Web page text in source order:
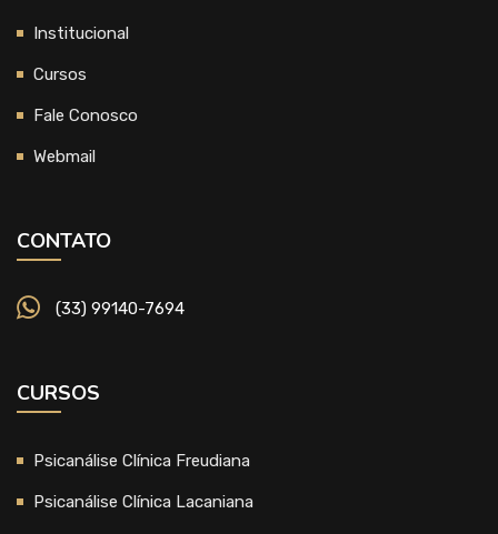
Institucional
Cursos
Fale Conosco
Webmail
CONTATO
(33) 99140-7694
CURSOS
Psicanálise Clínica Freudiana
Psicanálise Clínica Lacaniana